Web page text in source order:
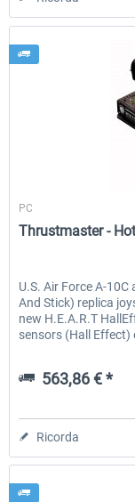
PC
Thrustmaster -
U.S. Air Force A-
And Stick) replica
new H.E.A.R.T
sensors (Hall Effect)
563,86 € *
Ricorda